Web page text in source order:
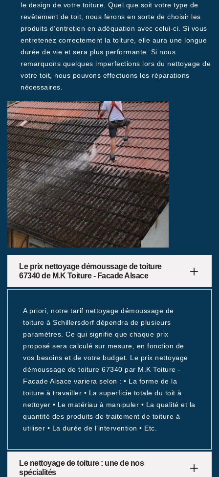
le design de votre toiture. Quel que soit votre type de
revêtement de toit, nous ferons en sorte de choisir les
produits d’entretien en adéquation avec celui-ci. Si vous
entretenez correctement la toiture, elle aura une longue
durée de vie et sera plus performante. Si nous
remarquons quelques imperfections lors du nettoyage de
votre toit, nous pouvons effectuons les réparations
nécessaires.
Le prix nettoyage démoussage de toiture
67340 de M.K Toiture - Facade Alsace
A priori, notre tarif nettoyage démoussage de
toiture à Schillersdorf dépendra de plusieurs
paramètres. Ce qui signifie que chaque prix
proposé sera calculé sur mesure, en fonction de
vos besoins et de votre budget. Le prix nettoyage
démoussage de toiture 67340 par M.K Toiture -
Facade Alsace variera selon : • La forme de la
toiture à travailler • La superficie totale du toit à
nettoyer • Le matériau à manipuler • La qualité et la
quantité des produits de traitement de toiture à
utiliser • La durée de l’intervention • Etc.
Le nettoyage de toiture : une de nos
spécialités